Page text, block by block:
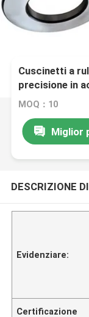
Cuscinetti a
precisione in
MOQ：10
Miglior
DESCRIZIONE
Evidenziare:
Certificazione